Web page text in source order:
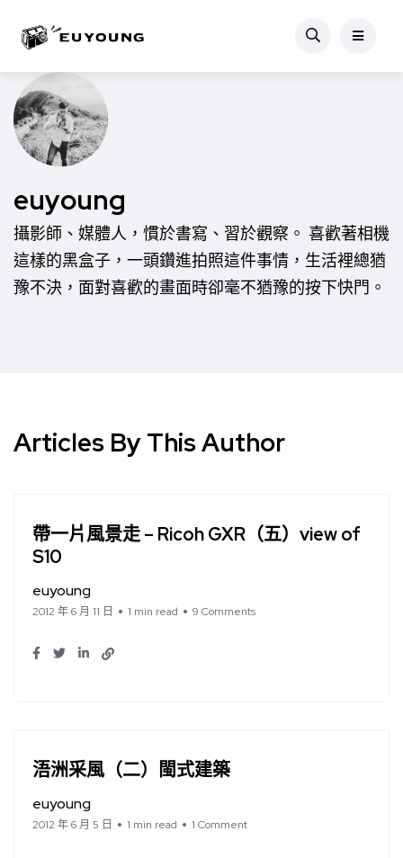
euyoung
攝影師、媒體人，慣於書寫、習於觀察。 喜歡著相機
這樣的黑盒子，一頭鑽進拍照這件事情，生活裡總猶
豫不決，面對喜歡的畫面時卻毫不猶豫的按下快門。
Articles By This Author
帶一片風景走 – Ricoh GXR（五）view of
S10
euyoung
2012 年 6 月 11 日 1 min read 9 Comments
浯洲采風（二）閩式建築
euyoung
2012 年 6 月 5 日 1 min read 1 Comment